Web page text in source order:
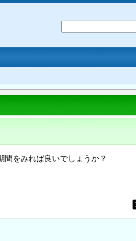
をみれば良いでしょうか？